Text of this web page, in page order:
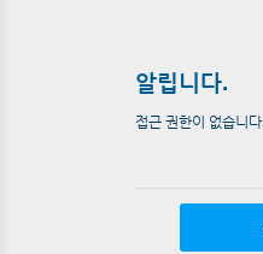
알립니다.
접근 권한이 없습니다.